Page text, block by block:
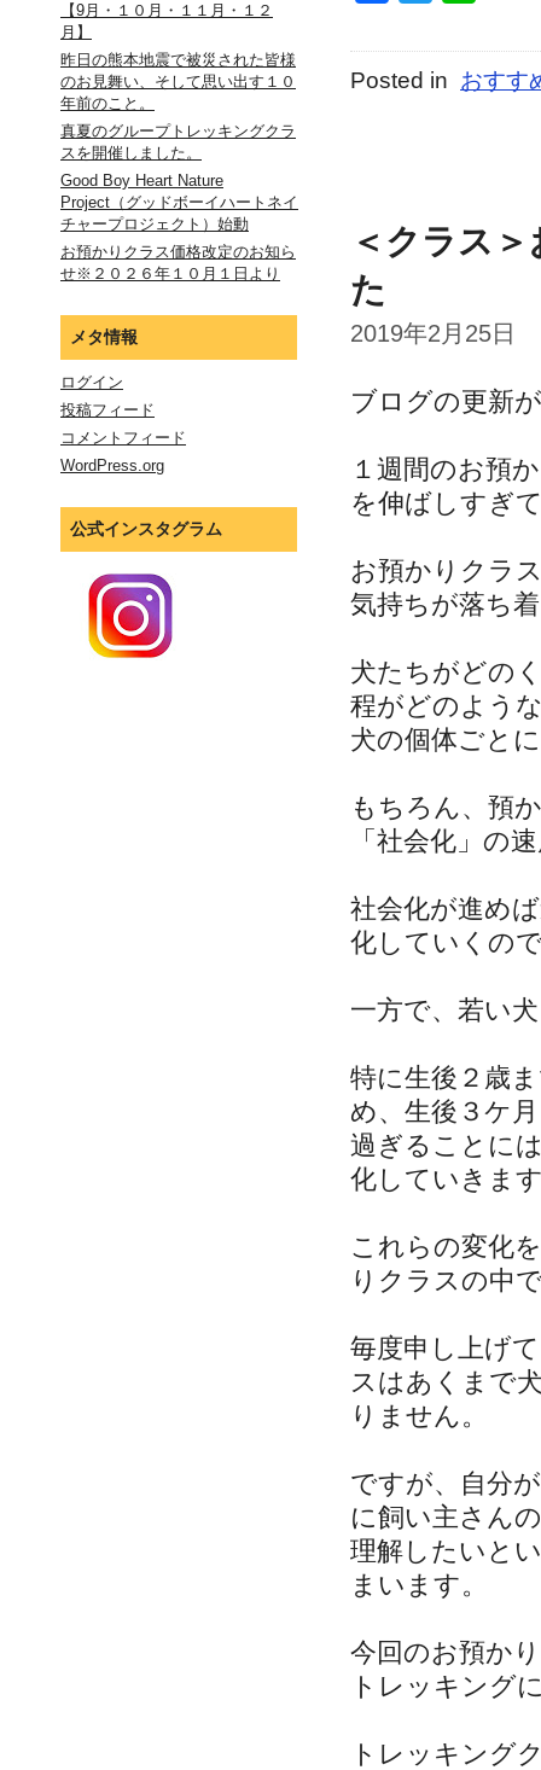
【9月・１０月・１１月・１２
月】
昨日の熊本地震で被災された皆様
のお見舞い、そして思い出す１０
年前のこと。
真夏のグループトレッキングクラ
スを開催しました。
Good Boy Heart Nature
Project（グッドボーイハートネイ
チャープロジェクト）始動
お預かりクラス価格改定のお知ら
せ※２０２６年１０月１日より
メタ情報
ログイン
投稿フィード
コメントフィード
WordPress.org
公式インスタグラム
Posted in おすす
＜クラス
た
2019年2月25日
ブログの更新
１週間のお預
を伸ばしすぎ
お預かりクラ
気持ちが落ち
犬たちがどの
程がどのよう
犬の個体ごと
もちろん、預
「社会化」の
社会化が進め
化していくの
一方で、若い
特に生後２歳
め、生後３ケ
過ぎることに
化していきま
これらの変化
りクラスの中
毎度申し上げ
スはあくまで
りません。
ですが、自分
に飼い主さん
理解したいと
まいます。
今回のお預か
トレッキング
トレッキング